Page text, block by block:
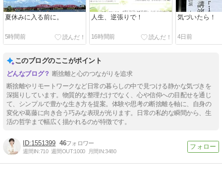
夏休みに入る前に。
5時間前
人生、逆張りで！
16時間前
気づいたら！
4日前
このブログのここがポイント
断捨離と心のつながりを追求
断捨離やリモートワークなど日常の暮らしの中で見つける静かな気づきを
深掘りしています。物質的な整理だけでなく、心や信仰への目配せを通じ
て、シンプルで豊かな生き方を提案。体験や思考の断捨離を軸に、自身の
変化や葛藤に向き合う巧みな表現が光ります。日常の私的な瞬間から、生
活の哲学まで幅広く描かれるのが特徴です。
1551399 46
週間IN:710 週間OUT:1000 月間IN:3480